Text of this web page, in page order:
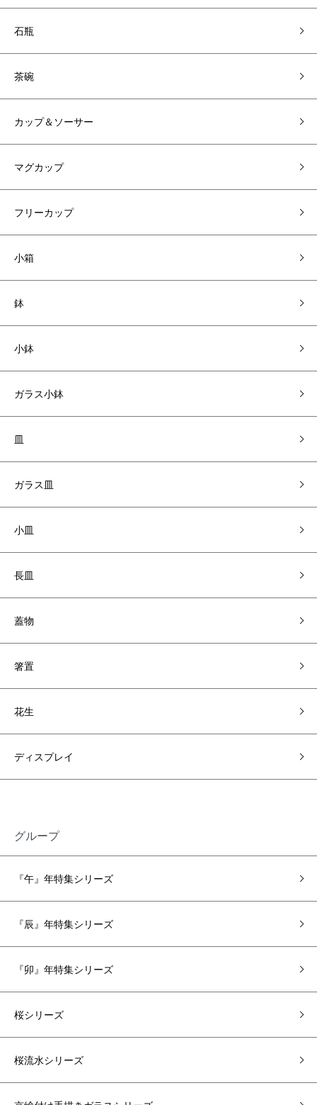
石瓶
茶碗
カップ＆ソーサー
マグカップ
フリーカップ
小箱
鉢
小鉢
ガラス小鉢
皿
ガラス皿
小皿
長皿
蓋物
箸置
花生
ディスプレイ
グループ
『午』年特集シリーズ
『辰』年特集シリーズ
『卯』年特集シリーズ
桜シリーズ
桜流水シリーズ